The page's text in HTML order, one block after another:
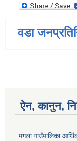
वडा
ऐन, कानुन,
मंगला गाउँपालिका